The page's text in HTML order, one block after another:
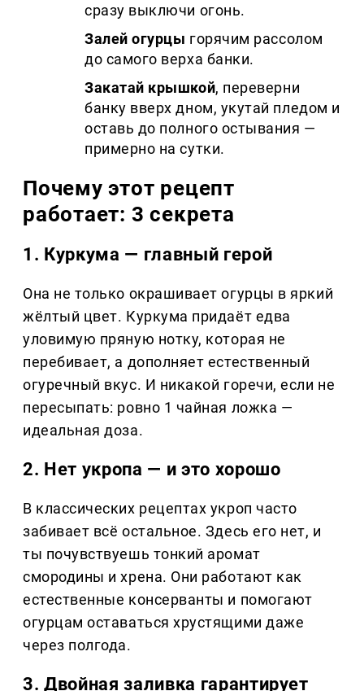
сразу выключи огонь.
Залей огурцы горячим рассолом
до самого верха банки.
Закатай крышкой, переверни
банку вверх дном, укутай пледом и
оставь до полного остывания —
примерно на сутки.
Почему этот рецепт
работает: 3 секрета
1. Куркума — главный герой
Она не только окрашивает огурцы в яркий
жёлтый цвет. Куркума придаёт едва
уловимую пряную нотку, которая не
перебивает, а дополняет естественный
огуречный вкус. И никакой горечи, если не
пересыпать: ровно 1 чайная ложка —
идеальная доза.
2. Нет укропа — и это хорошо
В классических рецептах укроп часто
забивает всё остальное. Здесь его нет, и
ты почувствуешь тонкий аромат
смородины и хрена. Они работают как
естественные консерванты и помогают
огурцам оставаться хрустящими даже
через полгода.
3. Двойная заливка гарантирует